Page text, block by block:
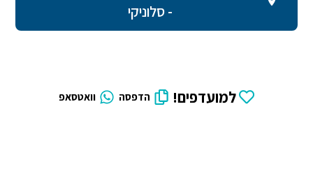
- סלוניקי
למועדפים! הדפסה וואטסאפ